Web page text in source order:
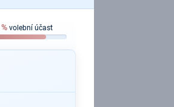
% volební účast